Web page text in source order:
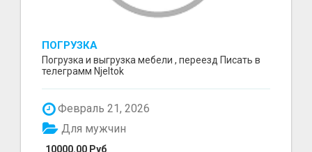
ПОГРУЗКА
Погрузка и выгрузка мебели , переезд Писать в
телеграмм Njeltok
Февраль 21, 2026
10000.00 Руб
Для мужчин